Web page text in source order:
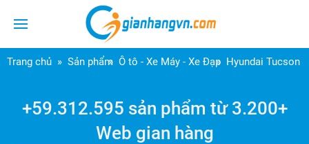
Trang chủ Sản phẩm Ô tô - Xe Máy - Xe Đạp Hyundai Tucson
+59.312.595 sản phẩm từ 3.200+
Web gian hàng